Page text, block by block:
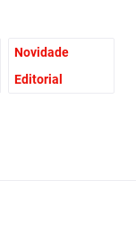
Novidade
Editorial